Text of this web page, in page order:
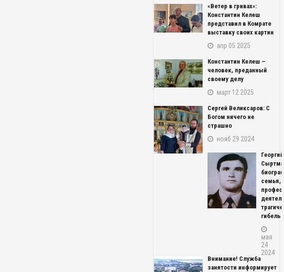
«Ветер в гривах»:
Константин Келеш
представил в Комрате
выставку своих картин
апр 05 2025
Константин Келеш –
человек, преданный
своему делу
март 12 2025
Сергей Великсаров: С
Богом ничего не
страшно
нояб 29 2024
Георгий
семья,
гибель
мая
24
2024
Внимание! Служба
занятости информирует